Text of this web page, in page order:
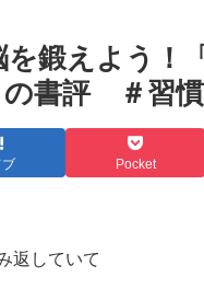
鍛えよう！
の書評 ＃習
Pocket
返していて